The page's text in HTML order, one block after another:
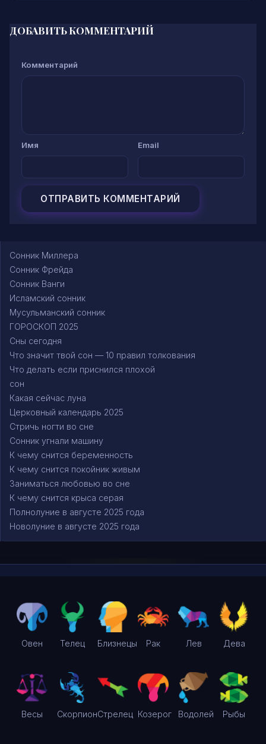
ДОБАВИТЬ КОММЕНТАРИЙ
Комментарий
Имя Email
Сонник Миллера
Сонник Фрейда
Сонник Ванги
Исламский сонник
Мусульманский сонник
ГОРОСКОП 2025
Сны сегодня
Что значит твой сон — 10 правил толкования
Что делать если приснился плохой
сон
Какая сейчас луна
Церковный календарь 2025
Стричь ногти во сне
Сонник угнали машину
К чему снится беременность
К чему снится покойник живым
Заниматься любовью во сне
К чему снится крыса серая
Полнолуние в августе 2025 года
Новолуние в августе 2025 года
Овен Телец Близнецы Рак Лев Дева
Весы СкорпионСтрелец Козерог Водолей Рыбы